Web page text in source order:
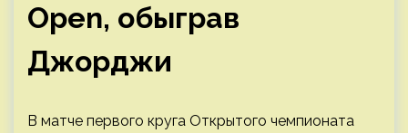
Open, обыграв
Джорджи
В матче первого круга Открытого чемпионата